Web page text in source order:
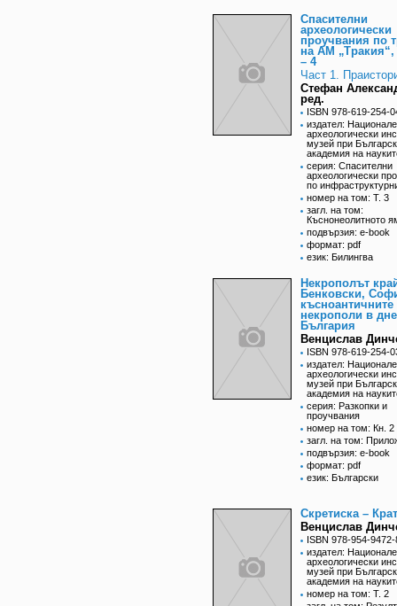
Спасителни
археологически
проучвания по
на АМ
– 4
Част 1.
Стефан
ред.
ISBN 978-619-254-
издател:
археологически
музей при
академия на
серия: Спасителни
археологически
по
номер на том: T. 3
загл. на том:
Къснонеолитното
подвързия: e-book
формат: pdf
език: Билингва
Некрополът
Бенковски,
късноантичните
некрополи в
България
Венцислав
ISBN 978-619-254-
издател:
археологически
музей при
академия на
серия: Разкопки и
проучвания
номер на том: Кн. 2
загл. на том:
подвързия: e-book
формат: pdf
език: Български
Скретиска –
Венцислав
ISBN 978-954-
издател:
археологически
музей при
академия на
номер на том: Т. 2